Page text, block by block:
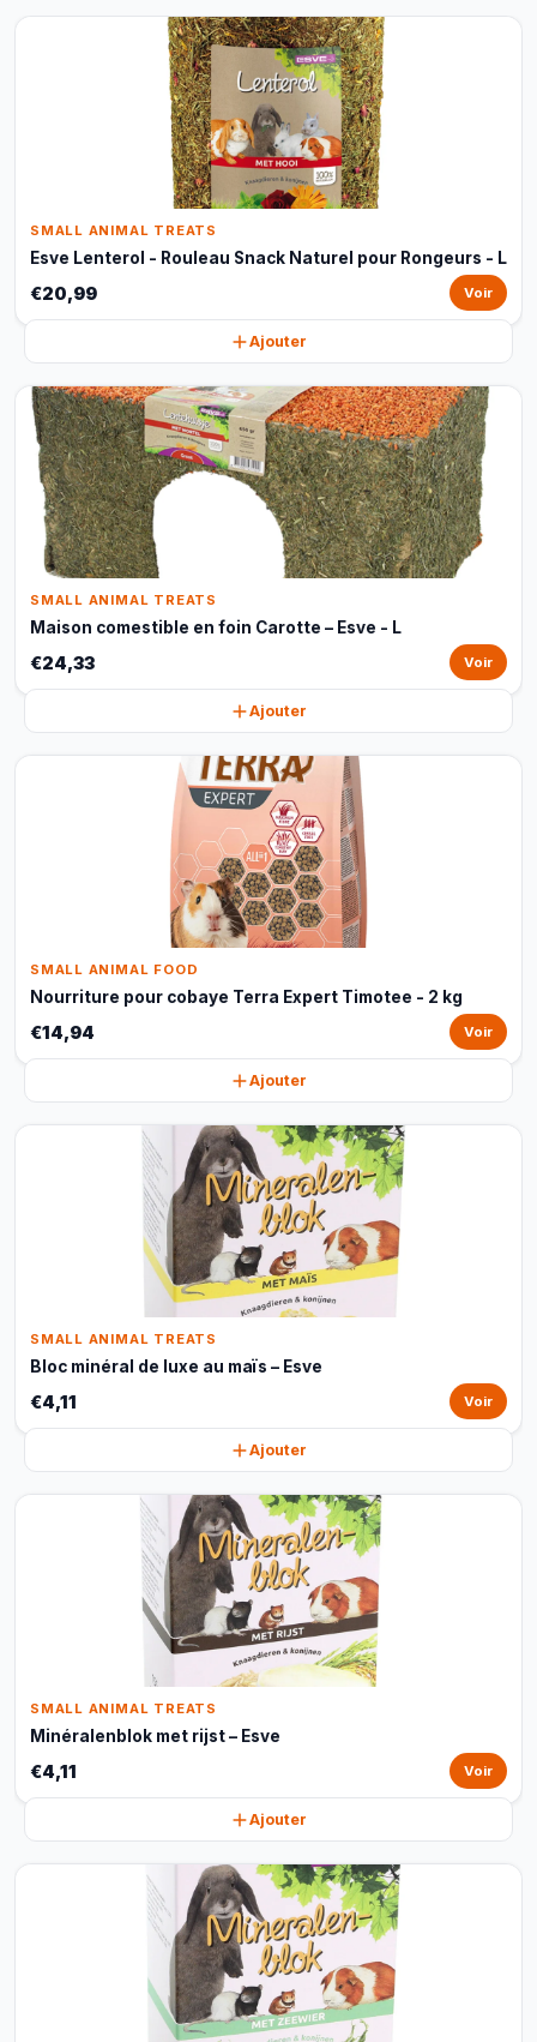
SMALL ANIMAL TREATS
Esve Lenterol - Rouleau Snack Naturel pour Rongeurs - L
€20,99 Voir
Ajouter
SMALL ANIMAL TREATS
Maison comestible en foin Carotte – Esve - L
€24,33 Voir
Ajouter
SMALL ANIMAL FOOD
Nourriture pour cobaye Terra Expert Timotee - 2 kg
€14,94 Voir
Ajouter
SMALL ANIMAL TREATS
Bloc minéral de luxe au maïs – Esve
€4,11 Voir
Ajouter
SMALL ANIMAL TREATS
Minéralenblok met rijst – Esve
€4,11 Voir
Ajouter